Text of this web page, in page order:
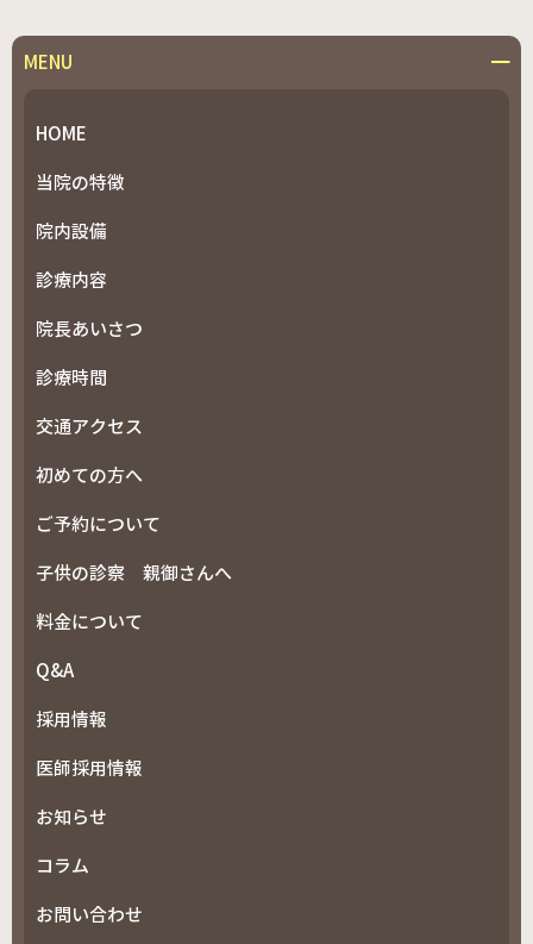
MENU
HOME
当院の特徴
院内設備
診療内容
院長あいさつ
診療時間
交通アクセス
初めての方へ
ご予約について
子供の診察 親御さんへ
料金について
Q&A
採用情報
医師採用情報
お知らせ
コラム
お問い合わせ